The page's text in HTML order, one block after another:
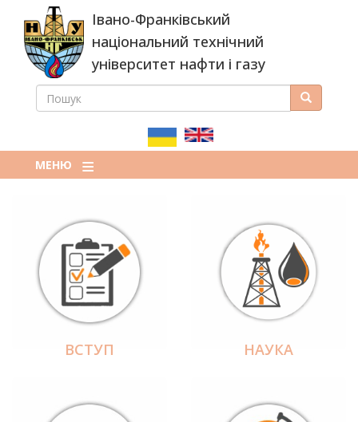
основного
вмісту
Івано-Франківський
національний технічний
університет нафти і газу
ПОШУКОВА
ПОШУК Пошук
МЕНЮ
ВСТУП НАУКА